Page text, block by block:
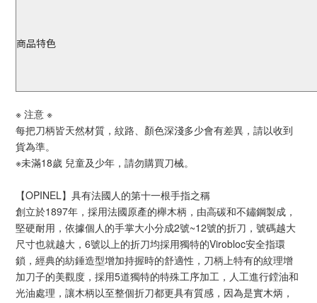
商品特色
※ 注意 ※
每把刀柄皆天然材質，紋路、顏色深淺多少會有差異，請以收到
貨為準。
※未滿18歲 兒童及少年，請勿購買刀械。
【OPINEL】具有法國人的第十一根手指之稱
創立於1897年，採用法國原產的櫸木柄，由高碳和不鏽鋼製成，
堅硬耐用，依據個人的手掌大小分成2號~12號的折刀，號碼越大
尺寸也就越大，6號以上的折刀均採用獨特的Virobloc安全指環
鎖，經典的紡錘造型增加持握時的舒適性，刀柄上特有的紋理增
加刀子的美觀度，採用5道獨特的特殊工序加工，人工進行鏜油和
光油處理，讓木柄以至整個折刀都更具有質感，因為是實木炳，